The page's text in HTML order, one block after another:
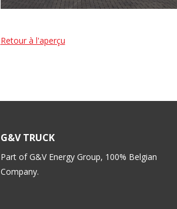
Retour à l'aperçu
G&V TRUCK
Part of G&V Energy Group, 100% Belgian
Company.